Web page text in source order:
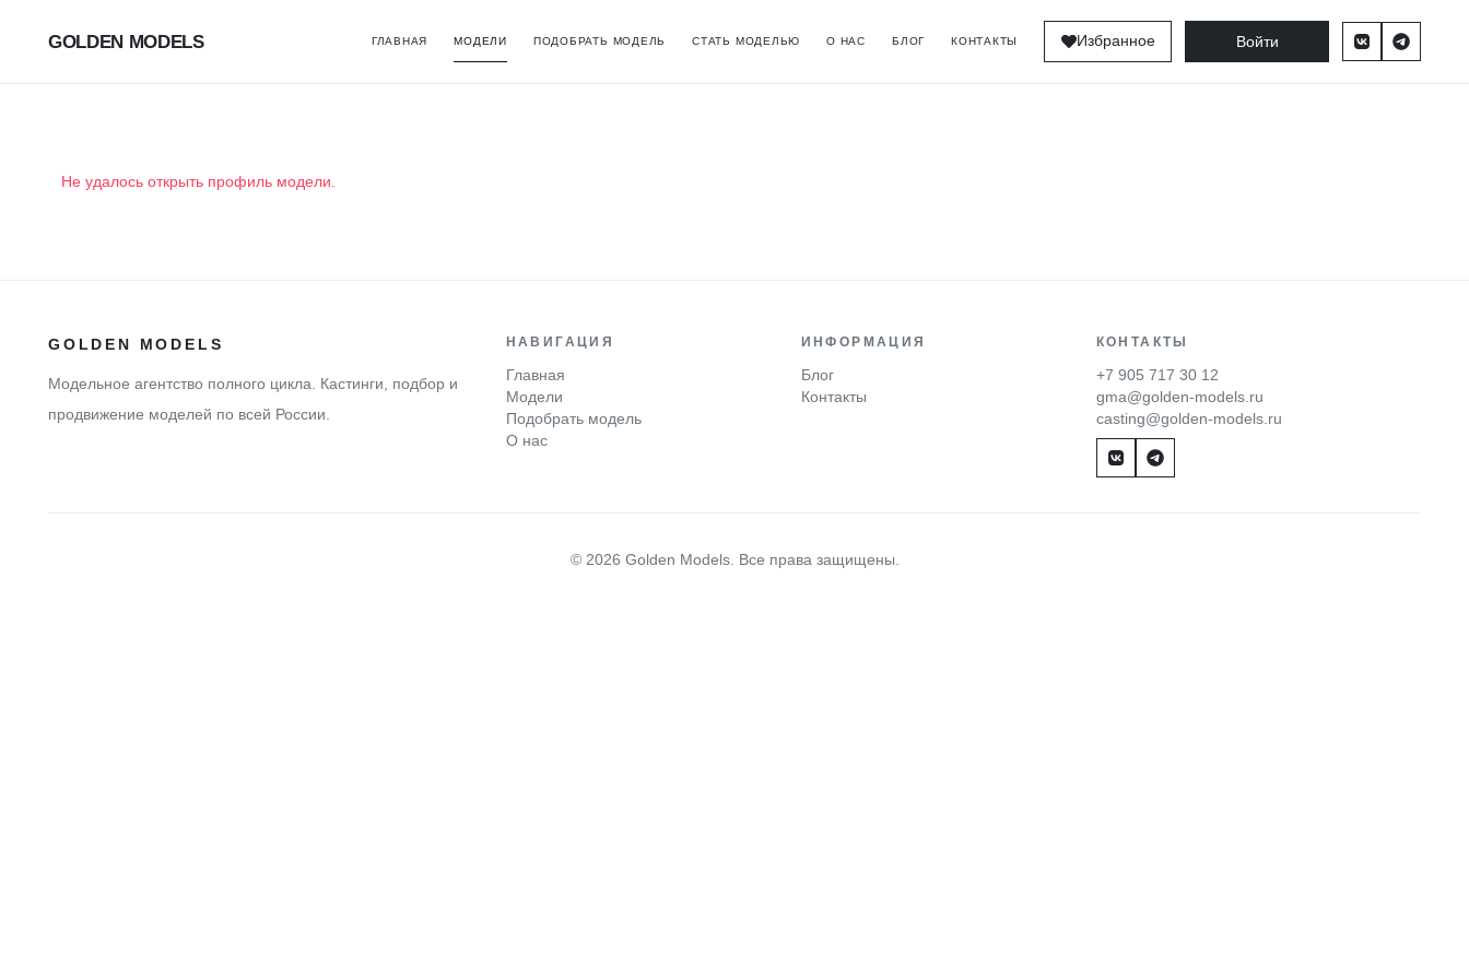
GOLDEN MODELS ГЛАВНАЯ МОДЕЛИ ПОДОБРАТЬ МОДЕЛЬ СТАТЬ МОДЕЛЬЮ О НАС БЛОГ КОНТАКТЫ Избранное Войти
Не удалось открыть профиль модели.
GOLDEN MODELS
Модельное агентство полного цикла. Кастинги, подбор и
продвижение моделей по всей России.
НАВИГАЦИЯ
Главная
Модели
Подобрать модель
О нас
ИНФОРМАЦИЯ
Блог
Контакты
КОНТАКТЫ
+7 905 717 30 12
gma@golden-models.ru
casting@golden-models.ru
© 2026 Golden Models. Все права защищены.